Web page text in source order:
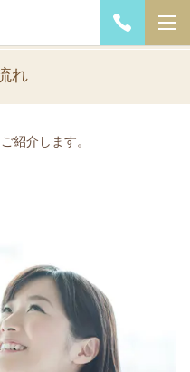
れ
紹介します。